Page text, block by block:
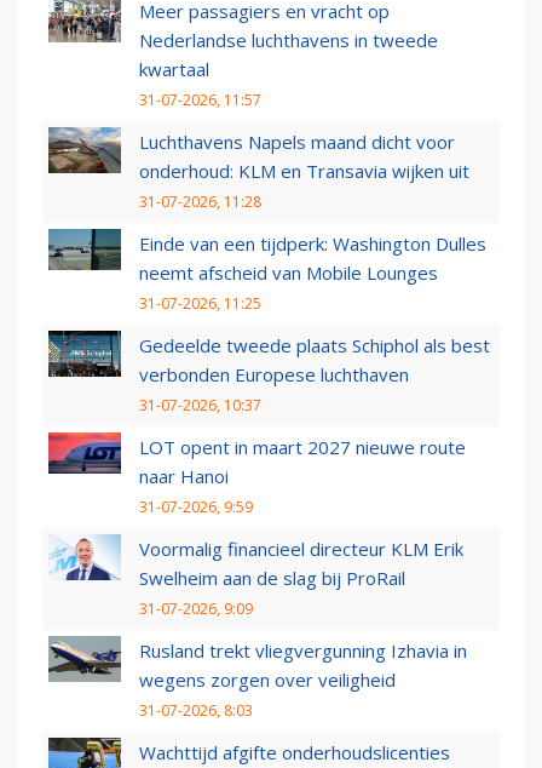
Meer passagiers en vracht op
Nederlandse luchthavens in tweede
kwartaal
31-07-2026, 11:57
Luchthavens Napels maand dicht voor
onderhoud: KLM en Transavia wijken uit
31-07-2026, 11:28
Einde van een tijdperk: Washington Dulles
neemt afscheid van Mobile Lounges
31-07-2026, 11:25
Gedeelde tweede plaats Schiphol als best
verbonden Europese luchthaven
31-07-2026, 10:37
LOT opent in maart 2027 nieuwe route
naar Hanoi
31-07-2026, 9:59
Voormalig financieel directeur KLM Erik
Swelheim aan de slag bij ProRail
31-07-2026, 9:09
Rusland trekt vliegvergunning Izhavia in
wegens zorgen over veiligheid
31-07-2026, 8:03
Wachttijd afgifte onderhoudslicenties